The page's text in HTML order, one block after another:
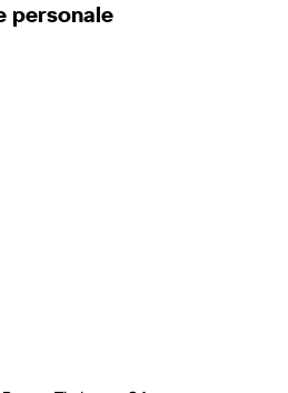
personale